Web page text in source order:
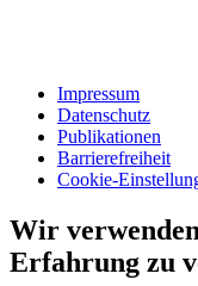
Impressum
Datenschutz
Publikationen
Barrierefreiheit
Cookie-
Wir
Erfahrung zu